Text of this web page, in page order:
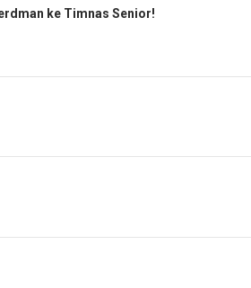
ke Timnas Senior!